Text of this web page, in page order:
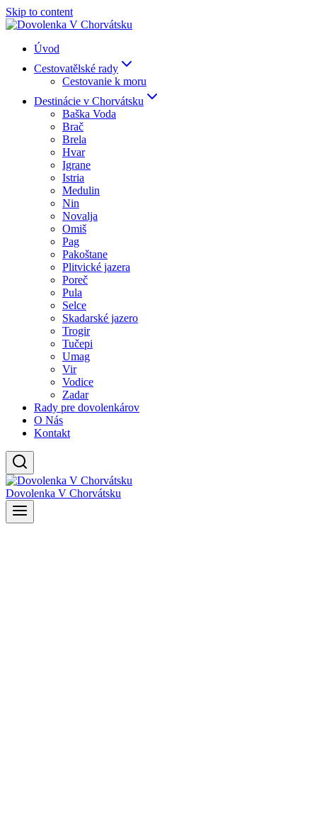
Skip to content
Úvod
Cestovatělské rady
Cestovanie k moru
Destinácie v Chorvátsku
Baška Voda
Brač
Brela
Hvar
Igrane
Istria
Medulin
Nin
Novalja
Omiš
Pag
Pakoštane
Plitvické jazera
Poreč
Pula
Selce
Skadarské jazero
Trogir
Tučepi
Umag
Vir
Vodice
Zadar
Rady pre dovolenkárov
O Nás
Kontakt
Dovolenka V Chorvátsku